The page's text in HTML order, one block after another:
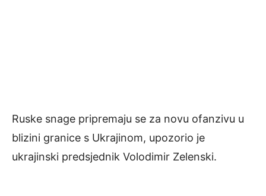
Ruske snage pripremaju se za novu ofanzivu u
blizini granice s Ukrajinom, upozorio je
ukrajinski predsjednik Volodimir Zelenski.